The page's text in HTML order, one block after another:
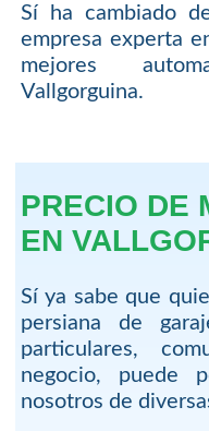
Sí ha cambiado
empresa experta
mejores
Vallgorguina.
PRECIO DE
EN
Sí ya sabe que
persiana de
particulares,
negocio, puede
nosotros de